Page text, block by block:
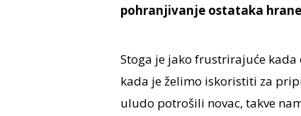
pohranjivanje ostataka hrane
Stoga je jako frustrirajuće
kada je želimo iskoristiti za
uludo potrošili novac, takve